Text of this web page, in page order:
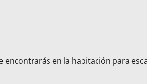
encontrarás en la habitación para